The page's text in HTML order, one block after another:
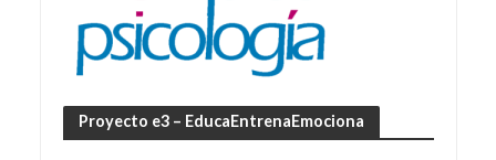
Proyecto e3 – EducaEntrenaEmociona